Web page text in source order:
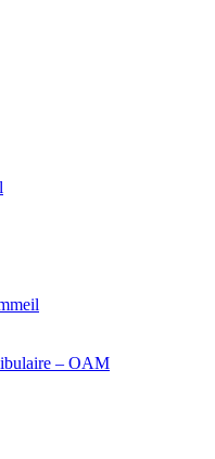
– OAM